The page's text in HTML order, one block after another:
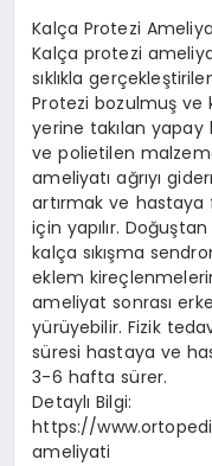
Kalça Protezi
Kalça protezi
sıklıkla
Protezi bozulmuş ve
yerine takılan
ve polietilen
ameliyatı ağrıyı
artırmak ve
için yapılır.
kalça sıkışma
eklem
ameliyat sonrası
yürüyebilir. Fizik
süresi hastaya ve
3-6 hafta sürer.
Detaylı Bilgi:
https://
ameliyati